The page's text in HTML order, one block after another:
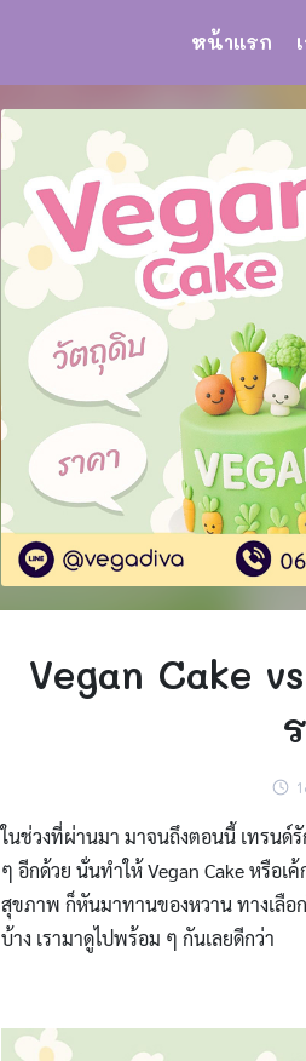
หน้าแรก
Vegan Cake
ในช่วงที่ผ่านมา มาจนถึงตอนนี้ เทรนด์
ๆ อีกด้วย นั่นทำให้ Vegan Cake หรือ
สุขภาพ ก็หันมาทานของหวาน ทางเลือ
บ้าง เรามาดูไปพร้อม ๆ กันเลยดีกว่า